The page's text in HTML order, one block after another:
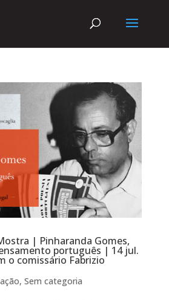
| Pinharanda Gomes,
português | 14 jul.
o comissário Fabrizio
, Sem categoria